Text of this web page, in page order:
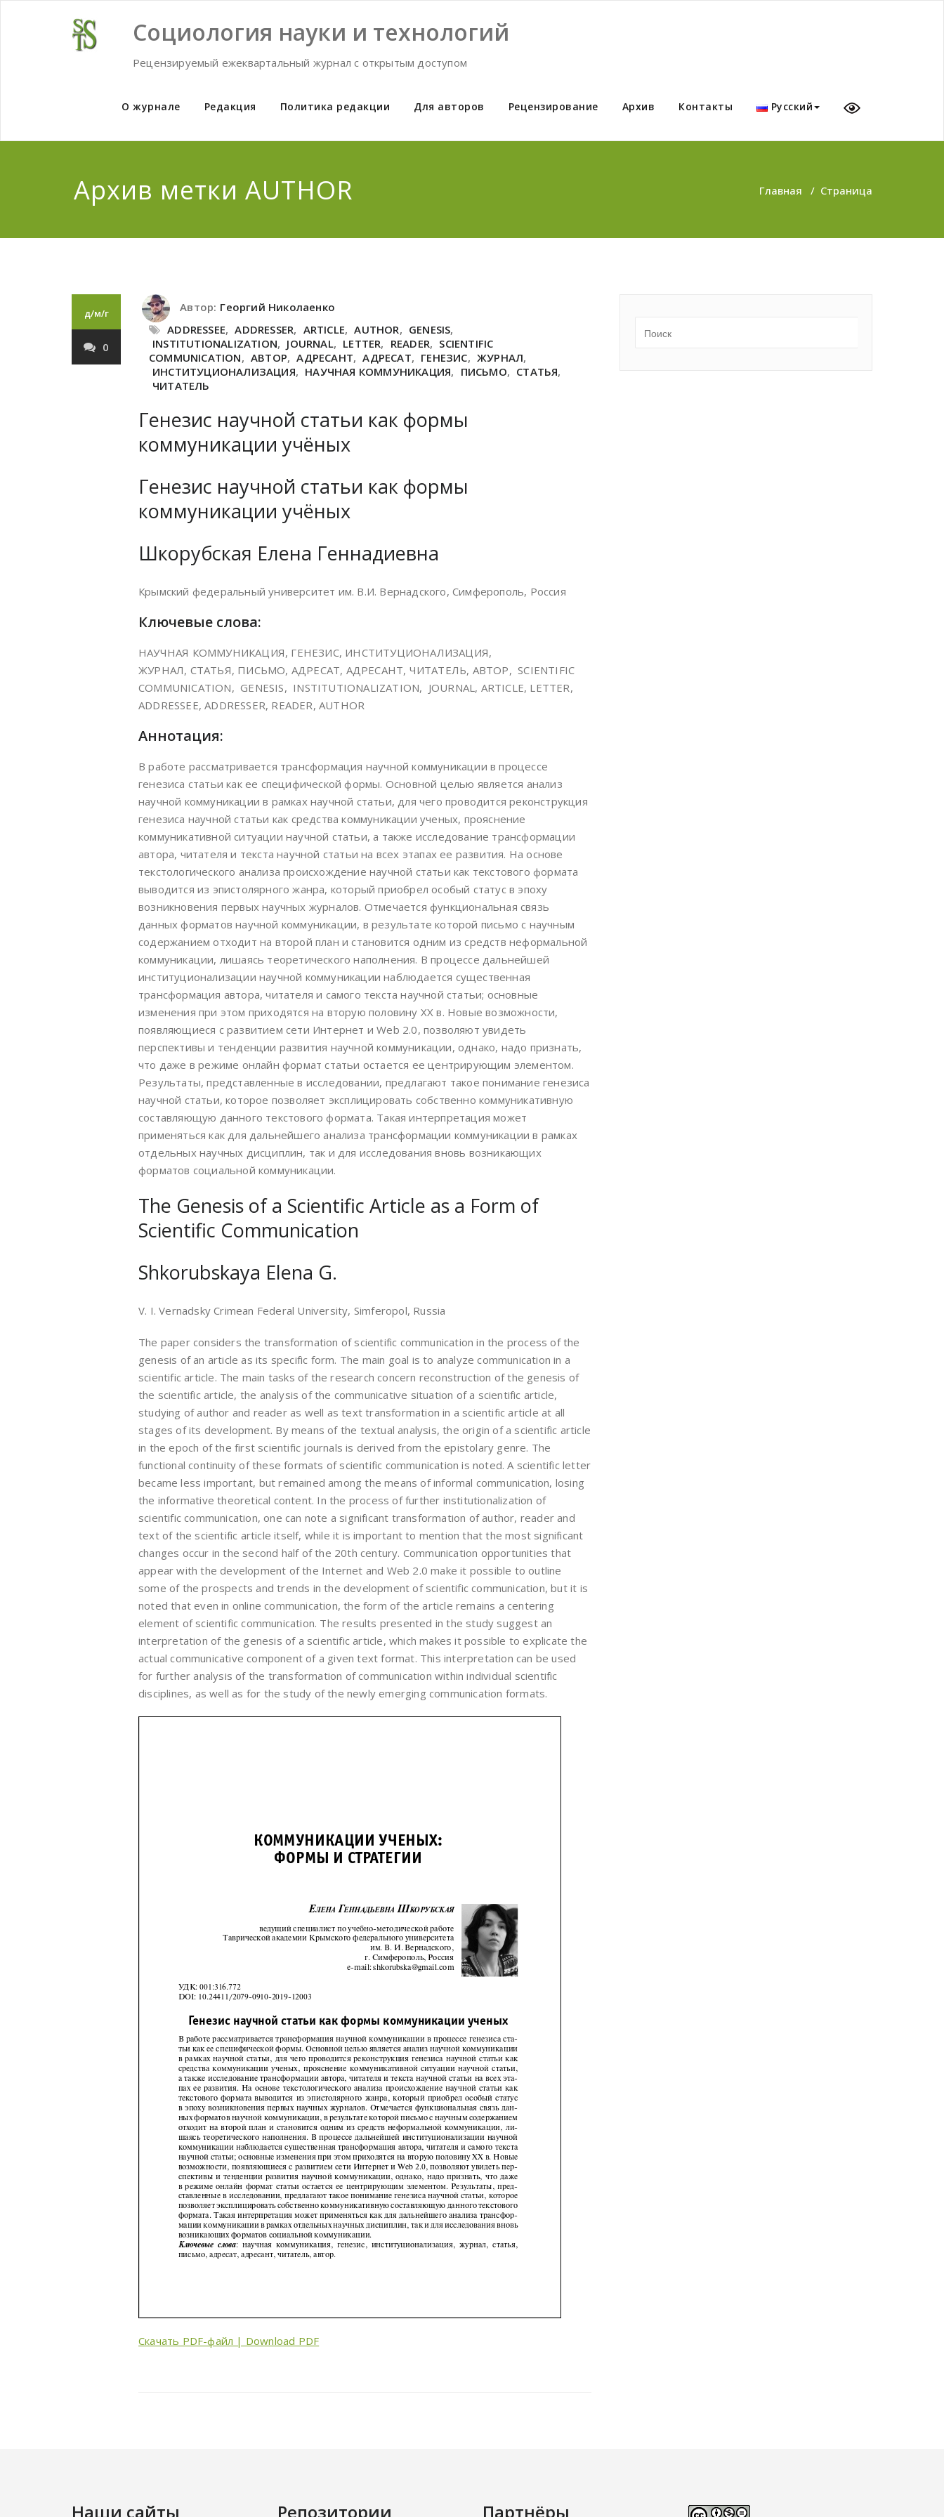
Социология науки и технологий
Рецензируемый ежеквартальный журнал с открытым доступом
О журнале Редакция Политика редакции Для авторов Рецензирование Архив Контакты Русский
Архив метки AUTHOR Главная / Страница
д/м/г
0
Автор: Георгий Николаенко
ADDRESSEE, ADDRESSER, ARTICLE, AUTHOR, GENESIS,
INSTITUTIONALIZATION, JOURNAL, LETTER, READER, SCIENTIFIC
COMMUNICATION, АВТОР, АДРЕСАНТ, АДРЕСАТ, ГЕНЕЗИС, ЖУРНАЛ,
ИНСТИТУЦИОНАЛИЗАЦИЯ, НАУЧНАЯ КОММУНИКАЦИЯ, ПИСЬМО, СТАТЬЯ,
ЧИТАТЕЛЬ
Генезис научной статьи как формы
коммуникации учёных
Генезис научной статьи как формы
коммуникации учёных
Шкорубская Елена Геннадиевна
Крымский федеральный университет им. В.И. Вернадского, Симферополь, Россия
Ключевые слова:
НАУЧНАЯ КОММУНИКАЦИЯ, ГЕНЕЗИС, ИНСТИТУЦИОНАЛИЗАЦИЯ,
ЖУРНАЛ, СТАТЬЯ, ПИСЬМО, АДРЕСАТ, АДРЕСАНТ, ЧИТАТЕЛЬ, АВТОР, SCIENTIFIC
COMMUNICATION, GENESIS, INSTITUTIONALIZATION, JOURNAL, ARTICLE, LETTER,
ADDRESSEE, ADDRESSER, READER, AUTHOR
Аннотация:
В работе рассматривается трансформация научной коммуникации в процессе
генезиса статьи как ее специфической формы. Основной целью является анализ
научной коммуникации в рамках научной статьи, для чего проводится реконструкция
генезиса научной статьи как средства коммуникации ученых, прояснение
коммуникативной ситуации научной статьи, а также исследование трансформации
автора, читателя и текста научной статьи на всех этапах ее развития. На основе
текстологического анализа происхождение научной статьи как текстового формата
выводится из эпистолярного жанра, который приобрел особый статус в эпоху
возникновения первых научных журналов. Отмечается функциональная связь
данных форматов научной коммуникации, в результате которой письмо с научным
содержанием отходит на второй план и становится одним из средств неформальной
коммуникации, лишаясь теоретического наполнения. В процессе дальнейшей
институционализации научной коммуникации наблюдается существенная
трансформация автора, читателя и самого текста научной статьи; основные
изменения при этом приходятся на вторую половину XX в. Новые возможности,
появляющиеся с развитием сети Интернет и Web 2.0, позволяют увидеть
перспективы и тенденции развития научной коммуникации, однако, надо признать,
что даже в режиме онлайн формат статьи остается ее центрирующим элементом.
Результаты, представленные в исследовании, предлагают такое понимание генезиса
научной статьи, которое позволяет эксплицировать собственно коммуникативную
составляющую данного текстового формата. Такая интерпретация может
применяться как для дальнейшего анализа трансформации коммуникации в рамках
отдельных научных дисциплин, так и для исследования вновь возникающих
форматов социальной коммуникации.
The Genesis of a Scientific Article as a Form of
Scientific Communication
Shkorubskaya Elena G.
V. I. Vernadsky Crimean Federal University, Simferopol, Russia
The paper considers the transformation of scientific communication in the process of the
genesis of an article as its specific form. The main goal is to analyze communication in a
scientific article. The main tasks of the research concern reconstruction of the genesis of
the scientific article, the analysis of the communicative situation of a scientific article,
studying of author and reader as well as text transformation in a scientific article at all
stages of its development. By means of the textual analysis, the origin of a scientific article
in the epoch of the first scientific journals is derived from the epistolary genre. The
functional continuity of these formats of scientific communication is noted. A scientific letter
became less important, but remained among the means of informal communication, losing
the informative theoretical content. In the process of further institutionalization of
scientific communication, one can note a significant transformation of author, reader and
text of the scientific article itself, while it is important to mention that the most significant
changes occur in the second half of the 20th century. Communication opportunities that
appear with the development of the Internet and Web 2.0 make it possible to outline
some of the prospects and trends in the development of scientific communication, but it is
noted that even in online communication, the form of the article remains a centering
element of scientific communication. The results presented in the study suggest an
interpretation of the genesis of a scientific article, which makes it possible to explicate the
actual communicative component of a given text format. This interpretation can be used
for further analysis of the transformation of communication within individual scientific
disciplines, as well as for the study of the newly emerging communication formats.
Скачать PDF-файл | Download PDF
Наши сайты Репозитории Партнёры